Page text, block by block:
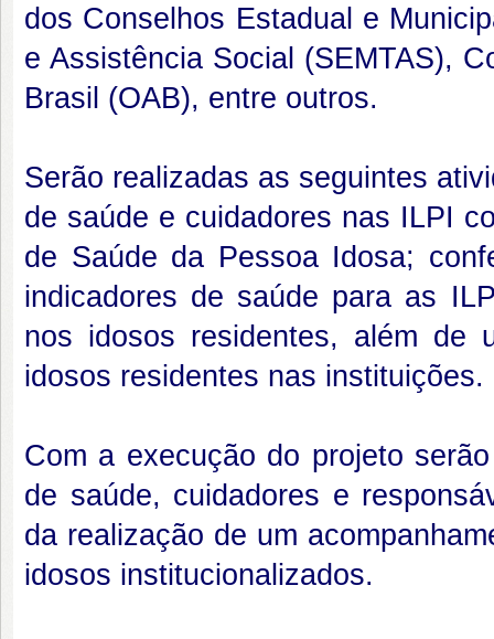
dos Conselhos Estadual e
e Assistência Social (SEMTAS),
Brasil (OAB), entre outros.
Serão realizadas as seguintes
de saúde e cuidadores nas ILPI
de Saúde da Pessoa Idosa;
indicadores de saúde para as
nos idosos residentes, além de
idosos residentes nas instituições.
Com a execução do projeto
de saúde, cuidadores e
da realização de um
idosos institucionalizados.